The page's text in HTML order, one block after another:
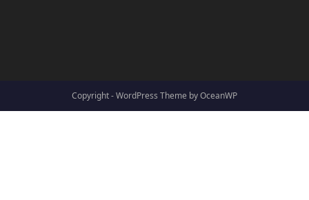
Copyright - WordPress Theme by OceanWP